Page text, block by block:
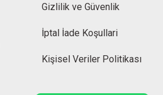
Gizlilik ve Güvenlik
İptal İade Koşullari
Kişisel Veriler Politikası